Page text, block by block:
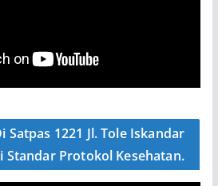
Satpas 1221 Jl. Tole Iskandar
Standar Protokol Kesehatan.